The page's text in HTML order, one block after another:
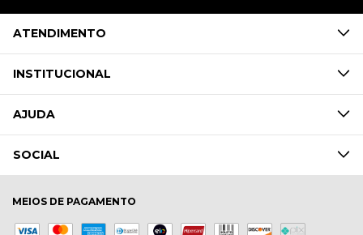
ATENDIMENTO
INSTITUCIONAL
AJUDA
SOCIAL
MEIOS DE PAGAMENTO